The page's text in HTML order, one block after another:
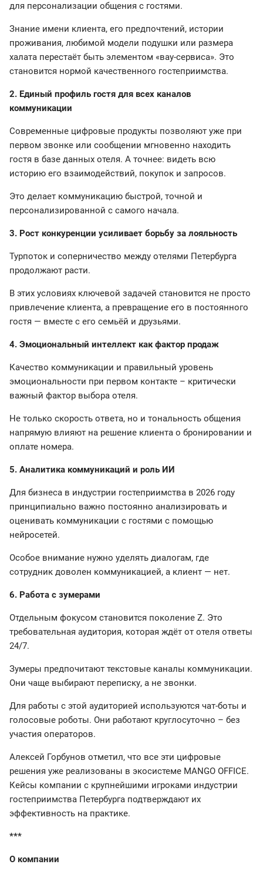
для персонализации общения с гостями.
Знание имени клиента, его предпочтений, истории
проживания, любимой модели подушки или размера
халата перестаёт быть элементом «вау-сервиса». Это
становится нормой качественного гостеприимства.
2. Единый профиль гостя для всех каналов
коммуникации
Современные цифровые продукты позволяют уже при
первом звонке или сообщении мгновенно находить
гостя в базе данных отеля. А точнее: видеть всю
историю его взаимодействий, покупок и запросов.
Это делает коммуникацию быстрой, точной и
персонализированной с самого начала.
3. Рост конкуренции усиливает борьбу за лояльность
Турпоток и соперничество между отелями Петербурга
продолжают расти.
В этих условиях ключевой задачей становится не просто
привлечение клиента, а превращение его в постоянного
гостя — вместе с его семьёй и друзьями.
4. Эмоциональный интеллект как фактор продаж
Качество коммуникации и правильный уровень
эмоциональности при первом контакте – критически
важный фактор выбора отеля.
Не только скорость ответа, но и тональность общения
напрямую влияют на решение клиента о бронировании и
оплате номера.
5. Аналитика коммуникаций и роль ИИ
Для бизнеса в индустрии гостеприимства в 2026 году
принципиально важно постоянно анализировать и
оценивать коммуникации с гостями с помощью
нейросетей.
Особое внимание нужно уделять диалогам, где
сотрудник доволен коммуникацией, а клиент — нет.
6. Работа с зумерами
Отдельным фокусом становится поколение Z. Это
требовательная аудитория, которая ждёт от отеля ответы
24/7.
Зумеры предпочитают текстовые каналы коммуникации.
Они чаще выбирают переписку, а не звонки.
Для работы с этой аудиторией используются чат-боты и
голосовые роботы. Они работают круглосуточно – без
участия операторов.
Алексей Горбунов отметил, что все эти цифровые
решения уже реализованы в экосистеме MANGO OFFICE.
Кейсы компании с крупнейшими игроками индустрии
гостеприимства Петербурга подтверждают их
эффективность на практике.
***
О компании